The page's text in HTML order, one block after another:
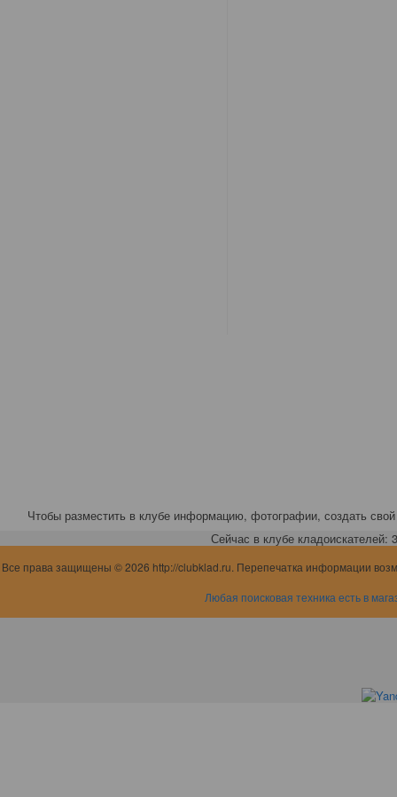
Чтобы разместить в клубе информацию, фотографии, создать свой
Сейчас в клубе кладоискателей:
Все права защищены © 2026 http://clubklad.ru. Перепечатка информации
Любая поисковая техника есть в